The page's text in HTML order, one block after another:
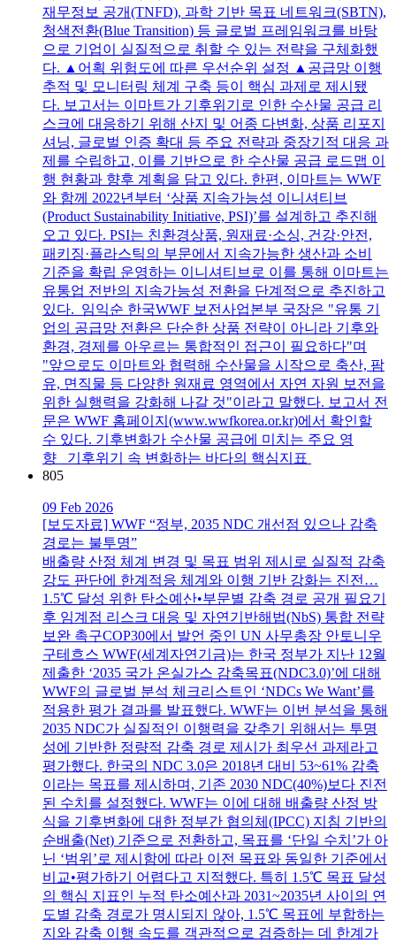
재무정보 공개(TNFD), 과학 기반 목표 네트워크(SBTN),
청색전환(Blue Transition) 등 글로벌 프레임워크를 바탕
으로 기업이 실질적으로 취할 수 있는 전략을 구체화했
다. ▲어획 위험도에 따른 우선순위 설정 ▲공급망 이행
추적 및 모니터링 체계 구축 등이 핵심 과제로 제시됐
다. 보고서는 이마트가 기후위기로 인한 수산물 공급 리
스크에 대응하기 위해 산지 및 어종 다변화, 상품 리포지
셔닝, 글로벌 인증 확대 등 주요 전략과 중장기적 대응 과
제를 수립하고, 이를 기반으로 한 수산물 공급 로드맵 이
행 현황과 향후 계획을 담고 있다. 한편, 이마트는 WWF
와 함께 2022년부터 ‘상품 지속가능성 이니셔티브
(Product Sustainability Initiative, PSI)’를 설계하고 추진해
오고 있다. PSI는 친환경상품, 원재료·소싱, 건강·안전,
패키징·플라스틱의 부문에서 지속가능한 생산과 소비
기준을 확립 운영하는 이니셔티브로 이를 통해 이마트는
유통업 전반의 지속가능성 전환을 단계적으로 추진하고
있다. 임익순 한국WWF 보전사업본부 국장은 "유통 기
업의 공급망 전환은 단순한 상품 전략이 아니라 기후와
환경, 경제를 아우르는 통합적인 접근이 필요하다"며
"앞으로도 이마트와 협력해 수산물을 시작으로 축산, 팜
유, 면직물 등 다양한 원재료 영역에서 자연 자원 보전을
위한 실행력을 강화해 나갈 것"이라고 말했다. 보고서 전
문은 WWF 홈페이지(www.wwfkorea.or.kr)에서 확인할
수 있다. 기후변화가 수산물 공급에 미치는 주요 영
향 기후위기 속 변화하는 바다의 핵심지표
805
09 Feb 2026
[보도자료] WWF “정부, 2035 NDC 개선점 있으나 감축
경로는 불투명”
배출량 산정 체계 변경 및 목표 범위 제시로 실질적 감축
강도 판단에 한계적응 체계와 이행 기반 강화는 진전…
1.5℃ 달성 위한 탄소예산•부문별 감축 경로 공개 필요기
후 임계점 리스크 대응 및 자연기반해법(NbS) 통합 전략
보완 촉구COP30에서 발언 중인 UN 사무총장 안토니우
구테흐스 WWF(세계자연기금)는 한국 정부가 지난 12월
제출한 ‘2035 국가 온실가스 감축목표(NDC3.0)’에 대해
WWF의 글로벌 분석 체크리스트인 ‘NDCs We Want’를
적용한 평가 결과를 발표했다. WWF는 이번 분석을 통해
2035 NDC가 실질적인 이행력을 갖추기 위해서는 투명
성에 기반한 정량적 감축 경로 제시가 최우선 과제라고
평가했다. 한국의 NDC 3.0은 2018년 대비 53~61% 감축
이라는 목표를 제시하며, 기존 2030 NDC(40%)보다 진전
된 수치를 설정했다. WWF는 이에 대해 배출량 산정 방
식을 기후변화에 대한 정부간 협의체(IPCC) 지침 기반의
순배출(Net) 기준으로 전환하고, 목표를 ‘단일 수치’가 아
닌 ‘범위’로 제시함에 따라 이전 목표와 동일한 기준에서
비교•평가하기 어렵다고 지적했다. 특히 1.5℃ 목표 달성
의 핵심 지표인 누적 탄소예산과 2031~2035년 사이의 연
도별 감축 경로가 명시되지 않아, 1.5℃ 목표에 부합하는
지와 감축 이행 속도를 객관적으로 검증하는 데 한계가